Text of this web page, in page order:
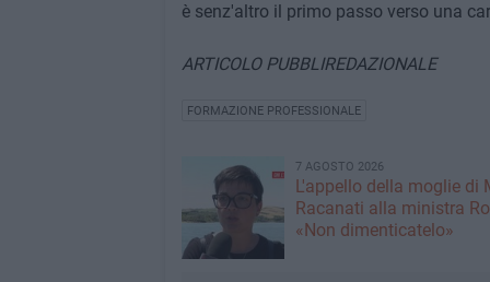
è senz'altro il primo passo verso una
ARTICOLO PUBBLIREDAZIONALE
FORMAZIONE PROFESSIONALE
7 AGOSTO 2026
L'appello della moglie di
Racanati alla ministra
«Non dimenticatelo»